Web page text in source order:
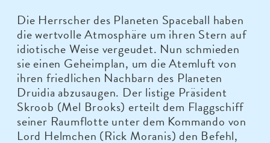
Die Herrscher des Planeten Spaceball haben
die wertvolle Atmosphäre um ihren Stern auf
idiotische Weise vergeudet. Nun schmieden
sie einen Geheimplan, um die Atemluft von
ihren friedlichen Nachbarn des Planeten
Druidia abzusaugen. Der listige Präsident
Skroob (Mel Brooks) erteilt dem Flaggschiff
seiner Raumflotte unter dem Kommando von
Lord Helmchen (Rick Moranis) den Befehl,